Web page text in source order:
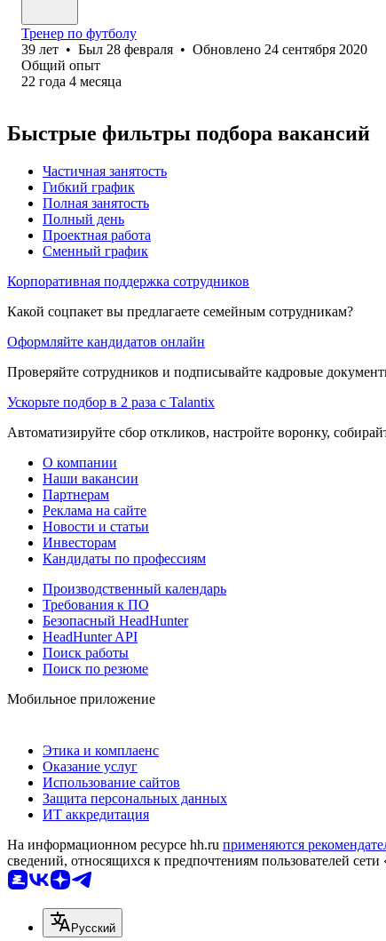
Тренер по футболу
39 лет • Был 28 февраля • Обновлено 24 сентября 2020
Общий опыт
22 года 4 месяца
Быстрые фильтры подбора вакансий
Частичная занятость
Гибкий график
Полная занятость
Полный день
Проектная работа
Сменный график
Корпоративная поддержка сотрудников
Какой соцпакет вы предлагаете семейным сотрудникам?
Оформляйте кандидатов онлайн
Проверяйте сотрудников и подписывайте кадровые
Ускорьте подбор в 2 раза с Talantix
Автоматизируйте сбор откликов, настройте воронку,
О компании
Наши вакансии
Партнерам
Реклама на сайте
Новости и статьи
Инвесторам
Кандидаты по профессиям
Производственный календарь
Требования к ПО
Безопасный HeadHunter
HeadHunter API
Поиск работы
Поиск по резюме
Мобильное приложение
Этика и комплаенс
Оказание услуг
Использование сайтов
Защита персональных данных
ИТ аккредитация
На информационном ресурсе hh.ru применяются
сведений, относящихся к предпочтениям пользователей
Русский